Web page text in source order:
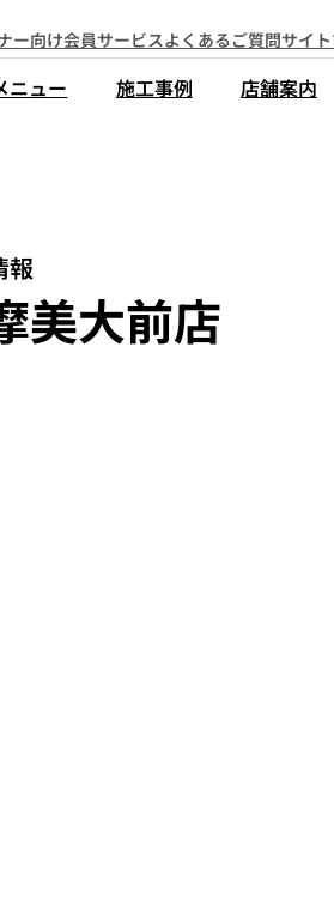
ー向け会員サービスよくあるご質問サイト
ニュー 施工事例 店舗案内
報
美大前店